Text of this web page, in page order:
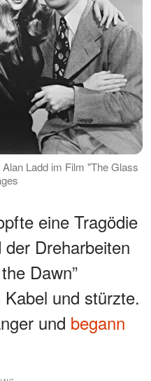
Ladd im Film "The Glass
eine Tragödie
Dreharbeiten
Dawn”
und stürzte.
und begann